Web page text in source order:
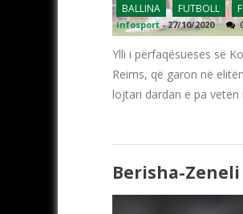
BALLINA FUTBOLL
infosport -27/10/2020
Ylli i përfaqësueses së
Reims, që garon në
lojtari dardan e pa
Berisha-Zeneli